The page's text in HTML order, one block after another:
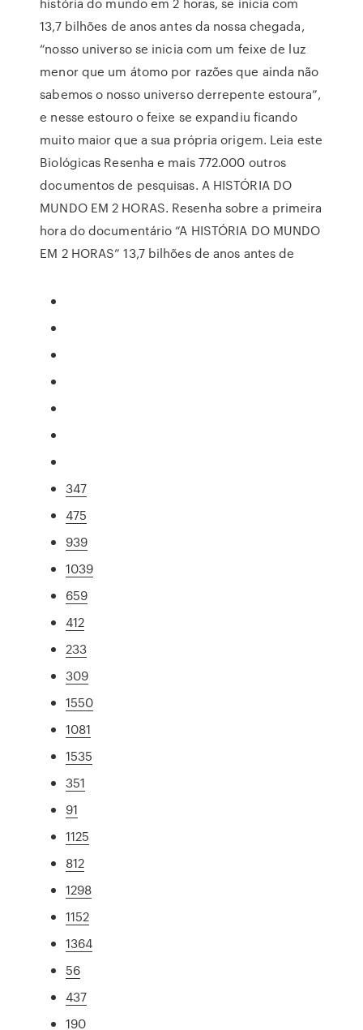
13,7 bilhões de anos antes da nossa chegada,
“nosso universo se inicia com um feixe de luz
menor que um átomo por razões que ainda não
sabemos o nosso universo derrepente estoura”,
e nesse estouro o feixe se expandiu ficando
muito maior que a sua própria origem. Leia este
Biológicas Resenha e mais 772.000 outros
documentos de pesquisas. A HISTÓRIA DO
MUNDO EM 2 HORAS. Resenha sobre a primeira
hora do documentário “A HISTÓRIA DO MUNDO
EM 2 HORAS” 13,7 bilhões de anos antes de
347
475
939
1039
659
412
233
309
1550
1081
1535
351
91
1125
812
1298
1152
1364
56
437
190